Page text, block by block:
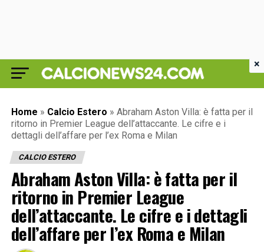
Home » Calcio Estero » Abraham Aston Villa: è fatta per il
ritorno in Premier League dell’attaccante. Le cifre e i
dettagli dell’affare per l’ex Roma e Milan
CALCIO ESTERO
Abraham Aston Villa: è fatta per il
ritorno in Premier League
dell’attaccante. Le cifre e i dettagli
dell’affare per l’ex Roma e Milan
×